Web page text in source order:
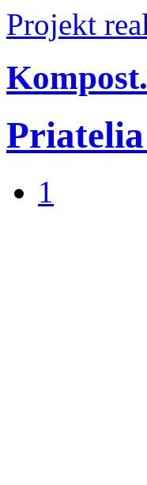
Projekt
Priatelia
1